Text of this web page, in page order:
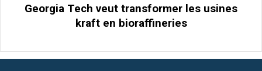
Georgia Tech veut transformer les usines
kraft en bioraffineries